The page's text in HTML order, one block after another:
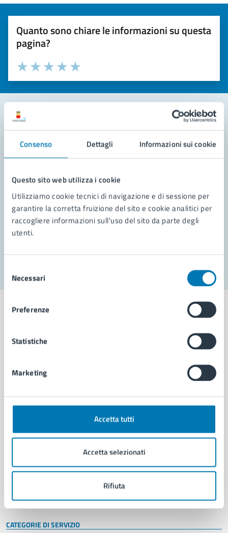
Consenso Dettagli Informazioni sui cookie
Questo sito web utilizza i cookie
Utilizziamo cookie tecnici di navigazione e di sessione per
garantire la corretta fruizione del sito e cookie analitici per
raccogliere informazioni sull'uso del sito da parte degli
utenti.
delNecessari
Preferenze
Statistiche
Marketing
Accetta tutti
Accetta selezionati
Rifiuta
Quanto sono chiare le informazioni su questa
pagina?
Valuta la chiarezza delle informazioni (da 1 a 5 stelle)
Seleziona il numero di stelle per valutare la chiarezza delle
Valuta 5 stelle su 5
Valuta 4 stelle su 5
Valuta 3 stelle su 5
Valuta 2 stelle su 5
Valuta 1 stelle su 5
Leggi le domande frequenti
Richiedi assistenza
Prenota appuntamento
Problemi in città
Comune di Napoli
AMMINISTRAZIONE
Organi di governo
Enti e fondazioni
Personale amministrativo
Intranet, posta aziendale e protocollo
CATEGORIE DI SERVIZIO